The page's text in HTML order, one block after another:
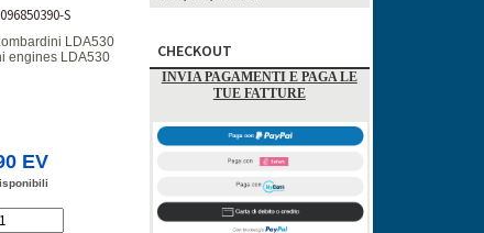
S
LDA530
engines LDA530
EV
CHECKOUT
INVIA PAGAMENTI E PAGA LE
TUE FATTURE